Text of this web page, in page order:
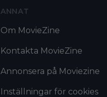
ANNAT
Om MovieZine
Kontakta MovieZine
Annonsera på Moviezine
Inställningar för cookies